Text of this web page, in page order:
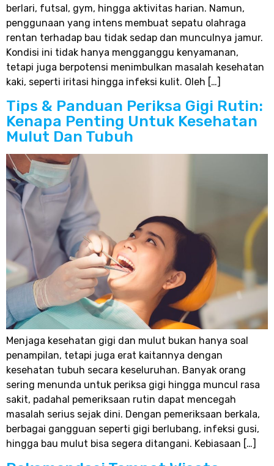
berlari, futsal, gym, hingga aktivitas harian. Namun,
penggunaan yang intens membuat sepatu olahraga
rentan terhadap bau tidak sedap dan munculnya jamur.
Kondisi ini tidak hanya mengganggu kenyamanan,
tetapi juga berpotensi menimbulkan masalah kesehatan
kaki, seperti iritasi hingga infeksi kulit. Oleh […]
Tips & Panduan Periksa Gigi Rutin:
Kenapa Penting Untuk Kesehatan
Mulut Dan Tubuh
Menjaga kesehatan gigi dan mulut bukan hanya soal
penampilan, tetapi juga erat kaitannya dengan
kesehatan tubuh secara keseluruhan. Banyak orang
sering menunda untuk periksa gigi hingga muncul rasa
sakit, padahal pemeriksaan rutin dapat mencegah
masalah serius sejak dini. Dengan pemeriksaan berkala,
berbagai gangguan seperti gigi berlubang, infeksi gusi,
hingga bau mulut bisa segera ditangani. Kebiasaan […]